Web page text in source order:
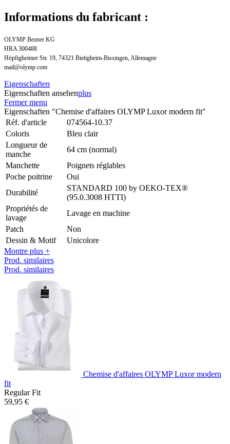
Informations du fabricant :
OLYMP Bezner KG
HRA 300488
Höpfigheimer Str. 19, 74321 Bietigheim-Bissingen, Allemagne
mail@olymp.com
Eigenschaften
Eigenschaften ansehenplus
Fermer menu
Eigenschaften "Chemise d'affaires OLYMP Luxor modern fit"
Réf. d'article
074564-10.37
Coloris
Bleu clair
Longueur de
manche
64 cm (normal)
Manchette
Poignets réglables
Poche poitrine
Oui
Durabilité
STANDARD 100 by OEKO-TEX®
(95.0.3008 HTTI)
Propriétés de
lavage
Lavage en machine
Patch
Non
Dessin & Motif
Unicolore
Montre plus +
Prod. similaires
Prod. similaires
Chemise d'affaires OLYMP Luxor modern
fit
Regular Fit
59,95 €